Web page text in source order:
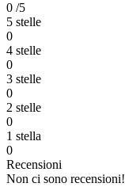
0 /5
5 stelle
0
4 stelle
0
3 stelle
0
2 stelle
0
1 stella
0
Recensioni
Non ci sono recensioni!